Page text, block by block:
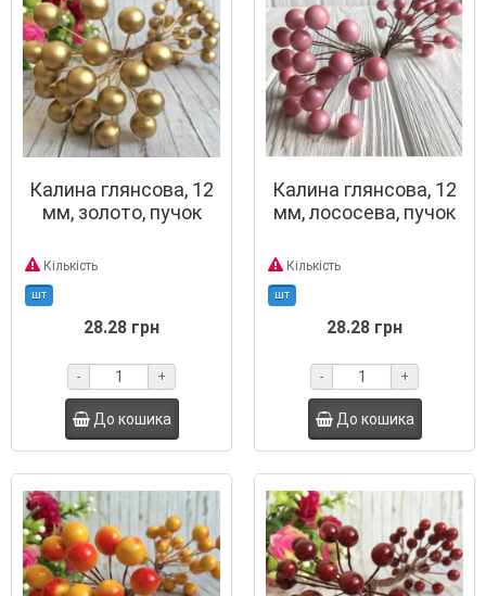
Калина глянсова, 12
мм, золото, пучок
Кількість
шт
28.28 грн
- +
До кошика
Калина глянсова, 12
мм, лососева, пучок
Кількість
шт
28.28 грн
- +
До кошика